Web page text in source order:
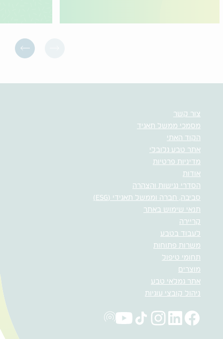
צור קשר
מסמכי ממשל תאגיד
הקוד האתי
אתר טבע גלובלי
מדיניות פרטיות
אודות
הסדרי נגישות והצהרה
סביבה, חברה וממשל תאגידי (ESG)
תנאי שימוש באתר
קריירה
לעבוד בטבע
משרות פתוחות
תחומי טיפול
מוצרים
אתר גמלאי טבע
ניהול קובצי עוגיות